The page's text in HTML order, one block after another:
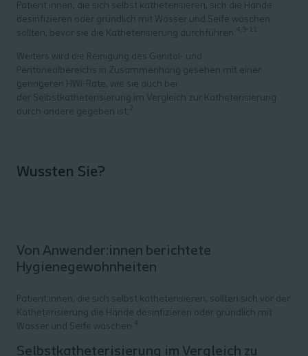
Patient:innen, die sich selbst katheterisieren, sich die Hände
desinfizieren oder gründlich mit Wasser und Seife waschen
sollten, bevor sie die Katheterisierung durchführen.
4,9-11
Weiters wird die Reinigung des Genital- und
Peritonealbereichs in Zusammenhang gesehen mit einer
geringeren HWI-Rate, wie sie auch bei
der Selbstkatheterisierung im Vergleich zur Katheterisierung
durch andere gegeben ist. 2
Wussten Sie?
Von Anwender:innen berichtete
Hygienegewohnheiten
Patient:innen, die sich selbst katheterisieren, sollten sich vor der
Katheterisierung die Hände desinfizieren oder gründlich mit
Wasser und Seife waschen.
4
Selbstkatheterisierung im Vergleich zu